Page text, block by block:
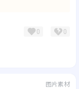
0 0
图片素材